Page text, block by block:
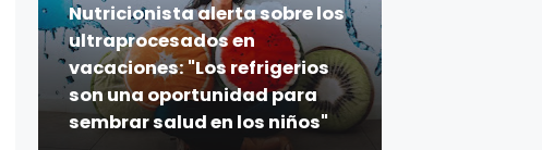
Nutricionista alerta sobre los
ultraprocesados en
vacaciones: "Los refrigerios
son una oportunidad para
sembrar salud en los niños"